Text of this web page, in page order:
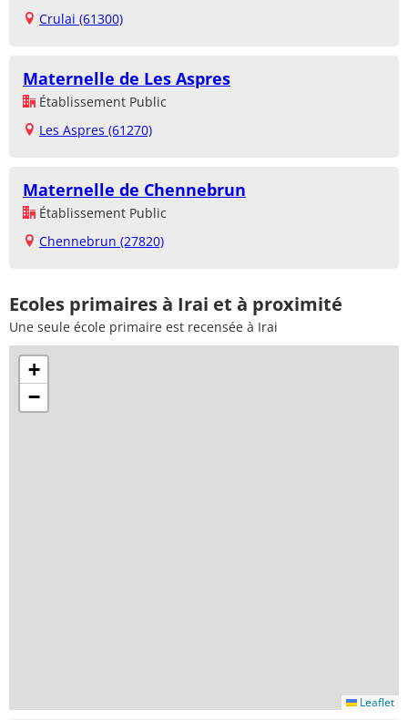
Crulai (61300)
Maternelle de Les Aspres
Établissement Public
Les Aspres (61270)
Maternelle de Chennebrun
Établissement Public
Chennebrun (27820)
Ecoles primaires à Irai et à proximité
Une seule école primaire est recensée à Irai
+
−
Leaflet